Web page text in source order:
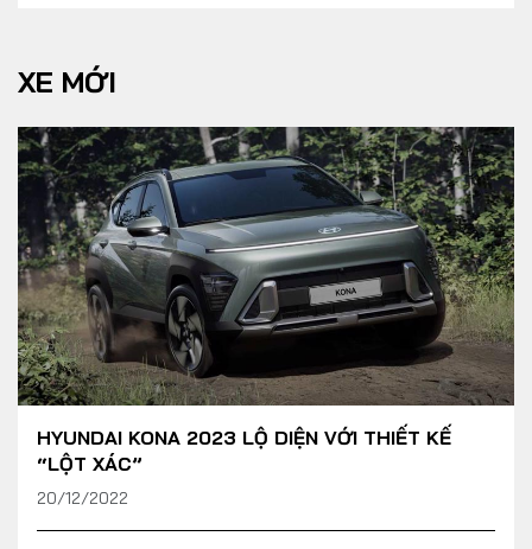
XE MỚI
HYUNDAI KONA 2023 LỘ DIỆN VỚI THIẾT KẾ
“LỘT XÁC”
20/12/2022